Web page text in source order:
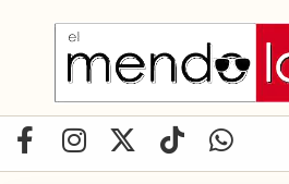
contenido
F
a
I
n
X
-
T
i
W
h